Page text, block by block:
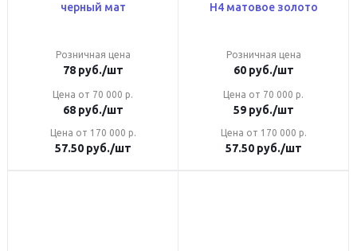
черный мат
Розничная цена
78руб./шт
Цена от 70 000 р.
68руб./шт
Цена от 170 000 р.
57.50руб./шт
Н4 матовое золото
Розничная цена
60руб./шт
Цена от 70 000 р.
59руб./шт
Цена от 170 000 р.
57.50руб./шт